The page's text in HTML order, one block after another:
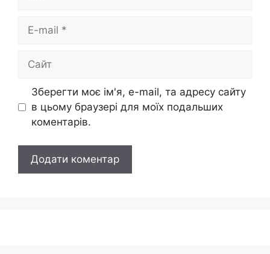
Сайт
Зберегти моє ім'я, e-mail, та адресу сайту
в цьому браузері для моїх подальших
коментарів.